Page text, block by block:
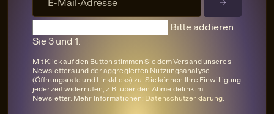
Bitte addieren
Sie 3 und 1.
Mit Klick auf den Button stimmen Sie dem Versand unseres
Newsletters und der aggregierten Nutzungsanalyse
(Öffnungsrate und Linkklicks) zu. Sie können Ihre Einwilligung
jederzeit widerrufen, z.B. über den Abmeldelink im
Newsletter. Mehr Informationen: Datenschutzerklärung